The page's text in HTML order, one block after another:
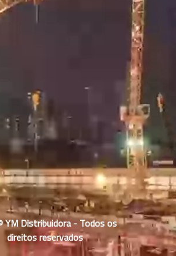
YM Distribuidora - Todos os
direitos reservados